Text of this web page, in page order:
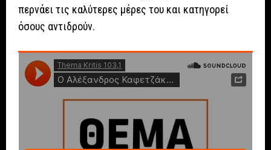
περνάει τις καλύτερες μέρες του και κατηγορεί
όσους αντιδρούν.